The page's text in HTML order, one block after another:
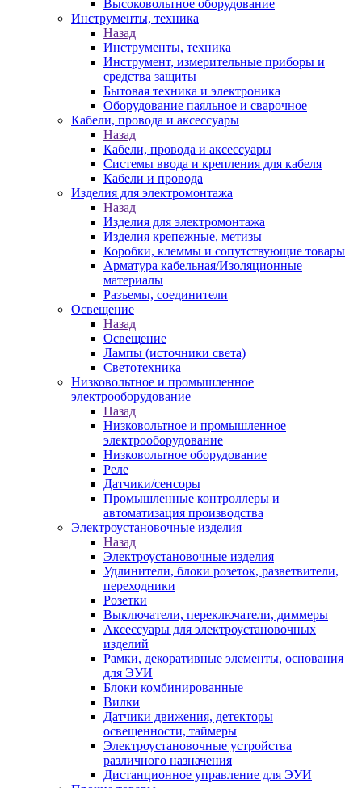
Высоковольтное оборудование
Инструменты, техника
Назад
Инструменты, техника
Инструмент, измерительные приборы и
средства защиты
Бытовая техника и электроника
Оборудование паяльное и сварочное
Кабели, провода и аксессуары
Назад
Кабели, провода и аксессуары
Системы ввода и крепления для кабеля
Кабели и провода
Изделия для электромонтажа
Назад
Изделия для электромонтажа
Изделия крепежные, метизы
Коробки, клеммы и сопутствующие товары
Арматура кабельная/Изоляционные
материалы
Разъемы, соединители
Освещение
Назад
Освещение
Лампы (источники света)
Светотехника
Низковольтное и промышленное
электрооборудование
Назад
Низковольтное и промышленное
электрооборудование
Низковольтное оборудование
Реле
Датчики/сенсоры
Промышленные контроллеры и
автоматизация производства
Электроустановочные изделия
Назад
Электроустановочные изделия
Удлинители, блоки розеток, разветвители,
переходники
Розетки
Выключатели, переключатели, диммеры
Аксессуары для электроустановочных
изделий
Рамки, декоративные элементы, основания
для ЭУИ
Блоки комбинированные
Вилки
Датчики движения, детекторы
освещенности, таймеры
Электроустановочные устройства
различного назначения
Дистанционное управление для ЭУИ